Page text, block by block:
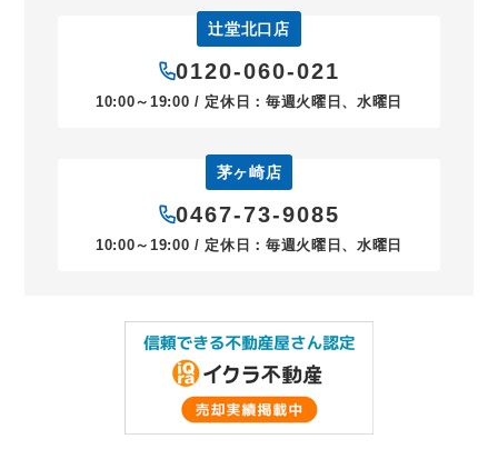
辻堂北口店
0120-060-021
10:00～19:00 / 定休日：毎週火曜日、水曜日
茅ヶ崎店
0467-73-9085
10:00～19:00 / 定休日：毎週火曜日、水曜日